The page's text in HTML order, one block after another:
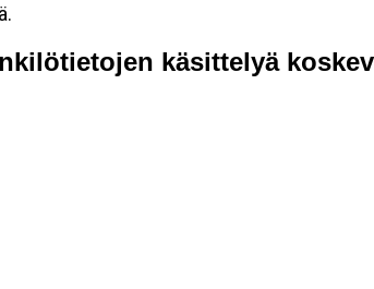
käsittelyä